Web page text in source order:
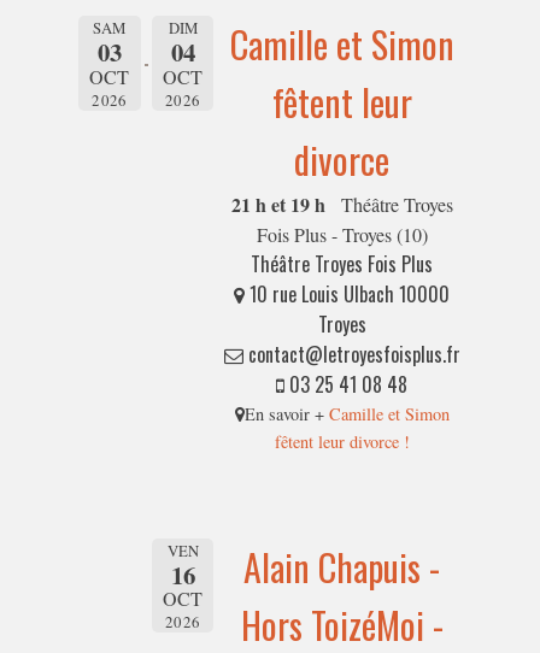
SAM
03
OCT
2026
DIM
04
OCT
2026
Camille et Simon
fêtent leur
divorce
21 h et 19 h
Théâtre Troyes
Fois Plus - Troyes (10)
Théâtre Troyes Fois Plus
10 rue Louis Ulbach 10000
Troyes
contact@letroyesfoisplus.fr
03 25 41 08 48
En savoir + Camille et Simon
fêtent leur divorce !
VEN
16
OCT
2026
Alain Chapuis -
Hors ToizéMoi -